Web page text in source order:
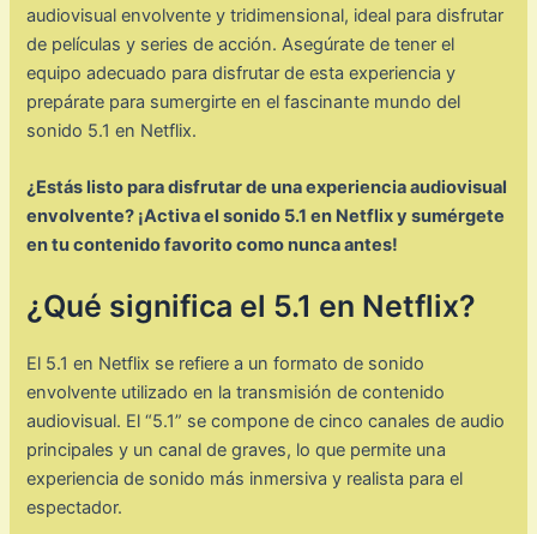
audiovisual envolvente y tridimensional, ideal para disfrutar
de películas y series de acción. Asegúrate de tener el
equipo adecuado para disfrutar de esta experiencia y
prepárate para sumergirte en el fascinante mundo del
sonido 5.1 en Netflix.
¿Estás listo para disfrutar de una experiencia audiovisual
envolvente? ¡Activa el sonido 5.1 en Netflix y sumérgete
en tu contenido favorito como nunca antes!
¿Qué significa el 5.1 en Netflix?
El 5.1 en Netflix se refiere a un formato de sonido
envolvente utilizado en la transmisión de contenido
audiovisual. El “5.1” se compone de cinco canales de audio
principales y un canal de graves, lo que permite una
experiencia de sonido más inmersiva y realista para el
espectador.